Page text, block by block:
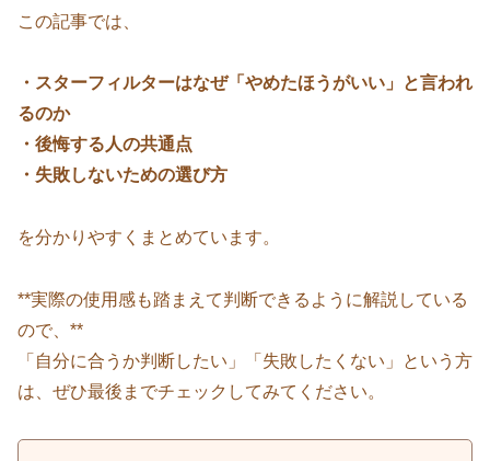
この記事では、
・スターフィルターはなぜ「やめたほうがいい」と言われ
るのか
・後悔する人の共通点
・失敗しないための選び方
を分かりやすくまとめています。
**実際の使用感も踏まえて判断できるように解説している
ので、**
「自分に合うか判断したい」「失敗したくない」という方
は、ぜひ最後までチェックしてみてください。